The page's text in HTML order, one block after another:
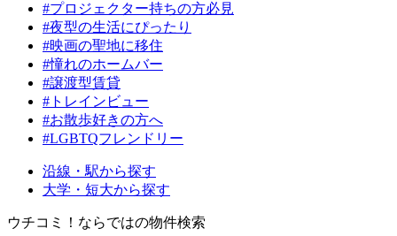
#プロジェクター持ちの方必見
#夜型の生活にぴったり
#映画の聖地に移住
#憧れのホームバー
#譲渡型賃貸
#トレインビュー
#お散歩好きの方へ
#LGBTQフレンドリー
沿線・駅から探す
大学・短大から探す
ウチコミ！ならではの物件検索